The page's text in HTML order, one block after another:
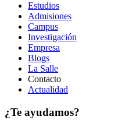
Estudios
Admisiones
Campus
Investigación
Empresa
Blogs
La Salle
Contacto
Actualidad
¿Te ayudamos?